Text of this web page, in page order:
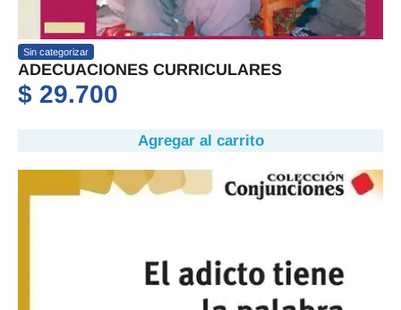
Sin categorizar
ADECUACIONES CURRICULARES
$ 29.700
Agregar al carrito